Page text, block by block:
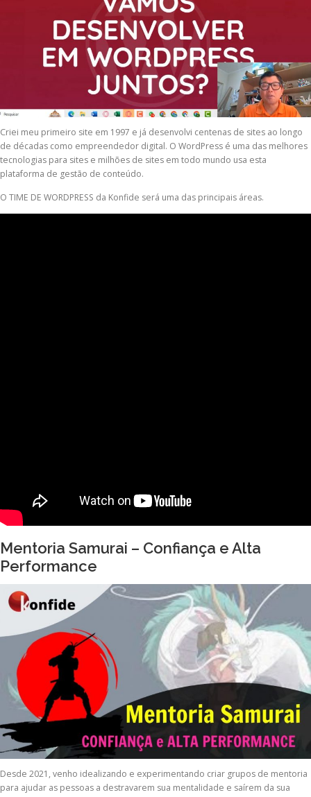
Criei meu primeiro site em 1997 e já desenvolvi centenas de sites ao longo
de décadas como empreendedor digital. O WordPress é uma das melhores
tecnologias para sites e milhões de sites em todo mundo usa esta
plataforma de gestão de conteúdo.
O TIME DE WORDPRESS da Konfide será uma das principais áreas.
Mentoria Samurai – Confiança e Alta
Performance
Desde 2021, venho idealizando e experimentando criar grupos de mentoria
para ajudar as pessoas a destravarem sua mentalidade e saírem da sua